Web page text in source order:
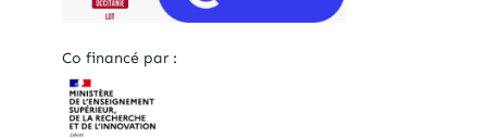
Co financé par :